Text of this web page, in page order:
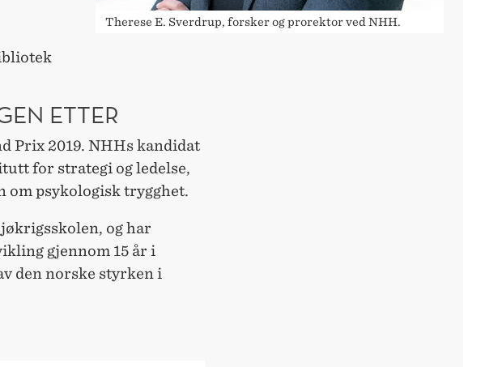
Therese E. Sverdrup, forsker og prorektor ved NHH.
ETTER
Prix 2019. NHHs kandidat
for strategi og ledelse,
om psykologisk trygghet.
og har
gjennom 15 år i
den norske styrken i